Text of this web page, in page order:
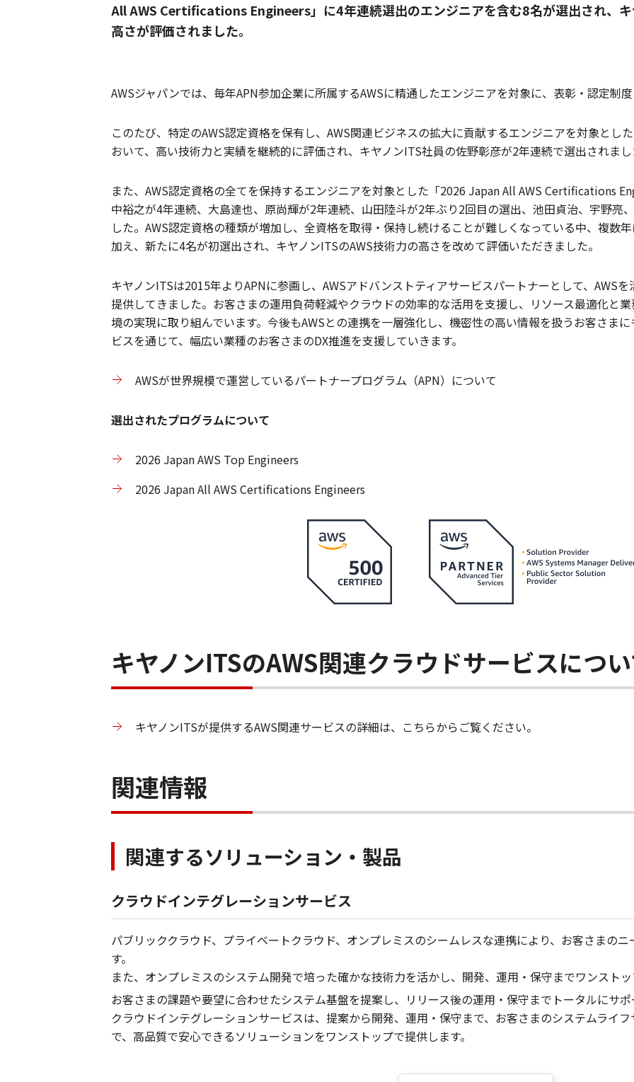
All AWS Certifications Engineers」に4年連続選出のエンジニアを含む8名が選出され、キ
高さが評価されました。
AWSジャパンでは、毎年APN参加企業に所属するAWSに精通したエンジニアを対象に、表彰・認定制
このたび、特定のAWS認定資格を保有し、AWS関連ビジネスの拡大に貢献するエンジニアを対象とし
おいて、高い技術力と実績を継続的に評価され、キヤノンITS社員の佐野彰彦が2年連続で選出されま
また、AWS認定資格の全てを保持するエンジニアを対象とした「2026 Japan All AWS Certifications
中裕之が4年連続、大島達也、原尚輝が2年連続、山田陸斗が2年ぶり2回目の選出、池田貞治、宇野亮
した。AWS認定資格の種類が増加し、全資格を取得・保持し続けることが難しくなっている中、複数
加え、新たに4名が初選出され、キヤノンITSのAWS技術力の高さを改めて評価いただきました。
キヤノンITSは2015年よりAPNに参画し、AWSアドバンストティアサービスパートナーとして、AWS
提供してきました。お客さまの運用負荷軽減やクラウドの効率的な活用を支援し、リソース最適化と
境の実現に取り組んでいます。今後もAWSとの連携を一層強化し、機密性の高い情報を扱うお客さま
ビスを通じて、幅広い業種のお客さまのDX推進を支援していきます。
AWSが世界規模で運営しているパートナープログラム（APN）について
選出されたプログラムについて
2026 Japan AWS Top Engineers
2026 Japan All AWS Certifications Engineers
キヤノンITSのAWS関連クラウドサービスにつ
キヤノンITSが提供するAWS関連サービスの詳細は、こちらからご覧ください。
関連情報
関連するソリューション・製品
クラウドインテグレーションサービス
パブリッククラウド、プライベートクラウド、オンプレミスのシームレスな連携により、お客さまの
す。
また、オンプレミスのシステム開発で培った確かな技術力を活かし、開発、運用・保守までワンスト
お客さまの課題や要望に合わせたシステム基盤を提案し、リリース後の運用・保守までトータルにサ
クラウドインテグレーションサービスは、提案から開発、運用・保守まで、お客さまのシステムライ
で、高品質で安心できるソリューションをワンストップで提供します。